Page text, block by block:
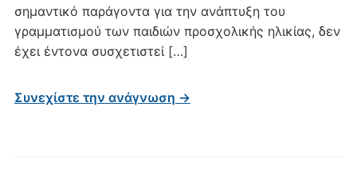
σημαντικό παράγοντα για την ανάπτυξη του
γραμματισμού των παιδιών προσχολικής ηλικίας, δεν
έχει έντονα συσχετιστεί […]
Συνεχίστε την ανάγνωση →